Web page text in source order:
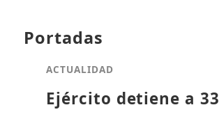
Portadas
ACTUALIDAD
Ejército detiene a 33